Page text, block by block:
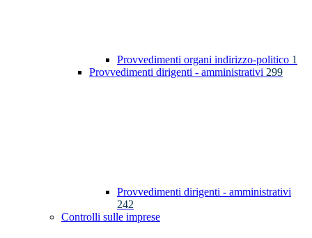
Provvedimenti organi indirizzo-politico 1
Provvedimenti dirigenti - amministrativi 299
Provvedimenti dirigenti - amministrativi
242
Controlli sulle imprese